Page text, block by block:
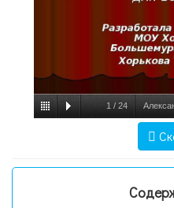
1 / 24
Внеклассное
МХК,